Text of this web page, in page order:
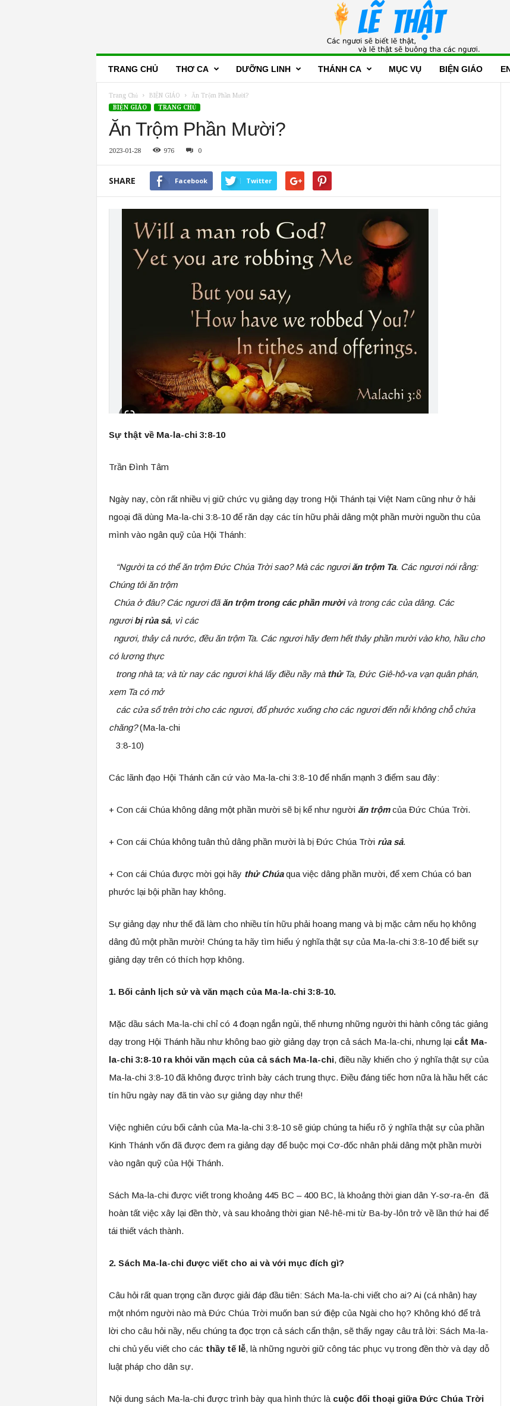
ThậtTRANG CHỦ THƠ CA DƯỠNG LINH THÁNH CA MỤC VỤ BIỆN GIÁO
Trang Chủ BIỆN GIÁO
Ăn Trộm Phần Mười?
BIỆN GIÁO
TRANG CHỦ
Ăn Trộm Phần Mười?
2023-01-28 976 0
SHARE Facebook Twitter
Sự thật về Ma-la-chi 3:8-10
Trần Đình Tâm
Ngày nay, còn rất nhiều vị giữ chức vụ giảng dạy trong Hội Thánh tại Việt Nam cũng như ở hải
ngoại đã dùng Ma-la-chi 3:8-10 để răn dạy các tín hữu phải dâng một phần mười nguồn thu của
mình vào ngân quỹ của Hội Thánh:
“Người ta có thể ăn trộm Đức Chúa Trời sao? Mà các ngươiăn trộm Ta. Các ngươi nói rằng:
Chúng tôi ăn trộm
Chúa ở đâu? Các ngươi đãăn trộm trong các phần mườivà trong các của dâng. Các
ngươibị rủa sả, vì các
ngươi, thảy cả nước, đều ăn trộm Ta. Các ngươi hãy đem hết thảy phần mười vào kho, hầu cho
có lương thực
trong nhà ta; và từ nay các ngươi khá lấy điều nầy mà thửTa, Đức Giê-hô-va vạn quân phán,
xem Ta có mở
các cửa sổ trên trời cho các ngươi, đổ phước xuống cho các ngươi đến nỗi không chỗ chứa
chăng?(Ma-la-chi
3:8-10)
Các lãnh đạo Hội Thánh căn cứ vào Ma-la-chi 3:8-10 để nhấn mạnh 3 điểm sau đây:
+ Con cái Chúa không dâng một phần mười sẽ bị kể như người ăn trộmcủa Đức Chúa Trời.
+ Con cái Chúa không tuân thủ dâng phần mười là bị Đức Chúa Trời rủa sả.
+ Con cái Chúa được mời gọi hãy thử Chúaqua việc dâng phần mười, để xem Chúa có ban
phước lại bội phần hay không.
Sự giảng dạy như thế đã làm cho nhiều tín hữu phải hoang mang và bị mặc cảm nếu họ không
dâng đủ một phần mười! Chúng ta hãy tìm hiểu ý nghĩa thật sự của Ma-la-chi 3:8-10 để biết sự
giảng dạy trên có thích hợp không.
1. Bối cảnh lịch sử và văn mạch của Ma-la-chi 3:8-10.
Mặc dầu sách Ma-la-chi chỉ có 4 đoạn ngắn ngủi, thế nhưng những người thi hành công tác giảng
dạy trong Hội Thánh hầu như không bao giờ giảng dạy trọn cả sách Ma-la-chi, nhưng lại cắt Ma-
la-chi 3:8-10 ra khỏi văn mạch của cả sách Ma-la-chi, điều nầy khiến cho ý nghĩa thật sự của
Ma-la-chi 3:8-10 đã không được trình bày cách trung thực. Điều đáng tiếc hơn nữa là hầu hết các
tín hữu ngày nay đã tin vào sự giảng dạy như thế!
Việc nghiên cứu bối cảnh của Ma-la-chi 3:8-10 sẽ giúp chúng ta hiểu rõ ý nghĩa thật sự của phần
Kinh Thánh vốn đã được đem ra giảng dạy để buộc mọi Cơ-đốc nhân phải dâng một phần mười
vào ngân quỹ của Hội Thánh.
Sách Ma-la-chi được viết trong khoảng 445 BC – 400 BC, là khoảng thời gian dân Y-sơ-ra-ên đã
hoàn tất việc xây lại đền thờ, và sau khoảng thời gian Nê-hê-mi từ Ba-by-lôn trở về lần thứ hai để
tái thiết vách thành.
2. Sách Ma-la-chi được viết cho ai và với mục đích gì?
Câu hỏi rất quan trọng cần được giải đáp đầu tiên: Sách Ma-la-chi viết cho ai? Ai (cá nhân) hay
một nhóm người nào mà Đức Chúa Trời muốn ban sứ điệp của Ngài cho họ? Không khó để trả
lời cho câu hỏi nầy, nếu chúng ta đọc trọn cả sách cẩn thận, sẽ thấy ngay câu trả lời: Sách Ma-la-
chi chủ yếu viết cho các thầy tế lễ, là những người giữ công tác phục vụ trong đền thờ và dạy dỗ
luật pháp cho dân sự.
Nội dung sách Ma-la-chi được trình bày qua hình thức là cuộc đối thoại giữa Đức Chúa Trời